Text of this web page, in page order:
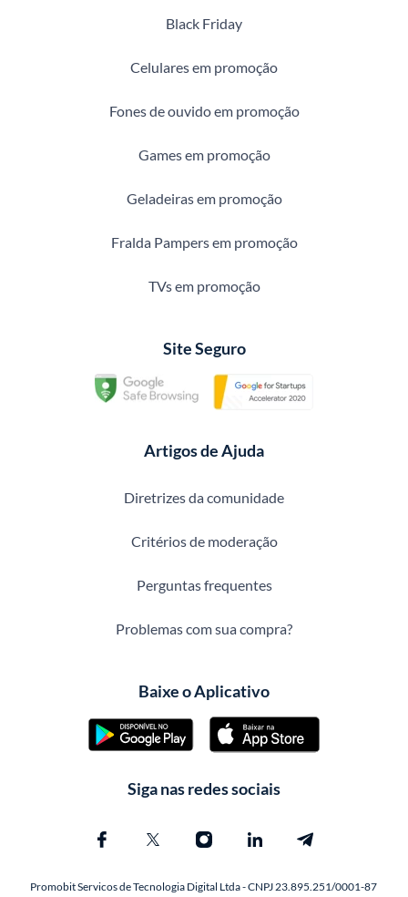
Black Friday
Celulares em promoção
Fones de ouvido em promoção
Games em promoção
Geladeiras em promoção
Fralda Pampers em promoção
TVs em promoção
Site Seguro
Artigos de Ajuda
Diretrizes da comunidade
Critérios de moderação
Perguntas frequentes
Problemas com sua compra?
Baixe o Aplicativo
Siga nas redes sociais
Promobit Servicos de Tecnologia Digital Ltda - CNPJ 23.895.251/0001-87